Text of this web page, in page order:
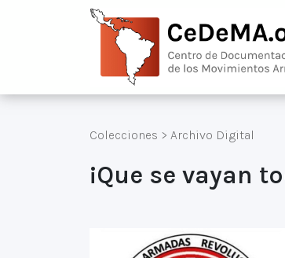
Colecciones > Archivo Digital
¡Que se vayan